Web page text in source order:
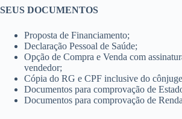
SEUS DOCUMENTOS
Proposta de Financiamento;
Declaração Pessoal de Saúde;
Opção de Compra e Venda com
vendedor;
Cópia do RG e CPF inclusive do
Documentos para comprovação de
Documentos para comprovação de